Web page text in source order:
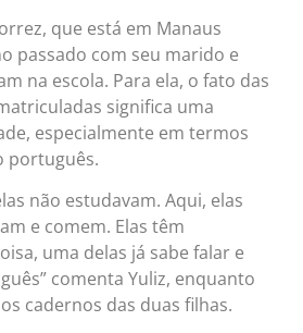
que está em Manaus
passado com seu marido e
na escola. Para ela, o fato das
significa uma
especialmente em termos
português.
não estudavam. Aqui, elas
e comem. Elas têm
uma delas já sabe falar e
comenta Yuliz, enquanto
cadernos das duas filhas.